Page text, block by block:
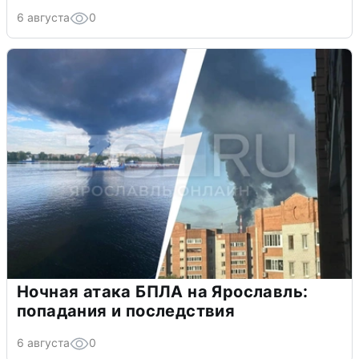
6 августа 0
Ночная атака БПЛА на Ярославль:
попадания и последствия
6 августа 0